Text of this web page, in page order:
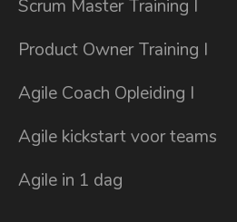
Scrum Master Training I
Product Owner Training I
Agile Coach Opleiding I
Agile kickstart voor teams
Agile in 1 dag